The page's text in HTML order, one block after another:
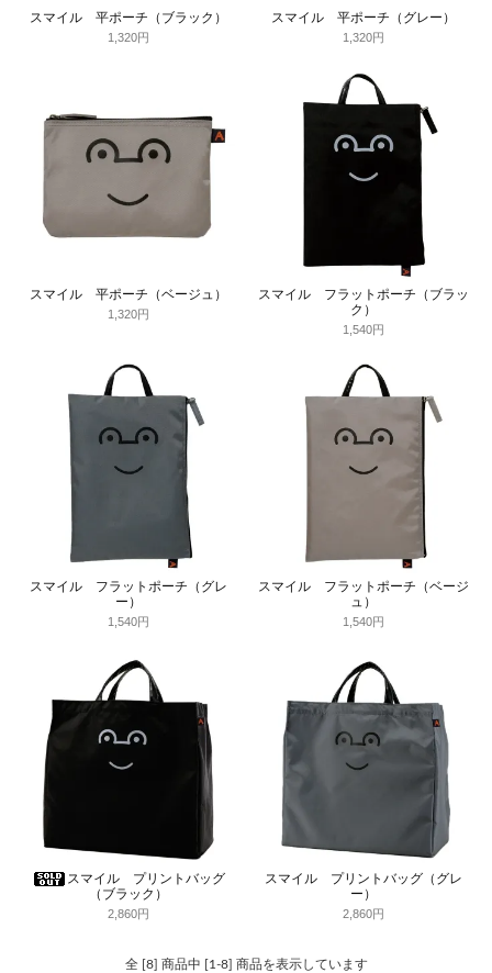
スマイル 平ポーチ（ブラック）
1,320円
スマイル 平ポーチ（グレー）
1,320円
スマイル 平ポーチ（ベージュ）
1,320円
スマイル フラットポーチ（ブラッ
ク）
1,540円
スマイル フラットポーチ（グレ
ー）
1,540円
スマイル フラットポーチ（ベージ
ュ）
1,540円
スマイル プリントバッグ
（ブラック）
2,860円
スマイル プリントバッグ（グレ
ー）
2,860円
全 [8] 商品中 [1-8] 商品を表示しています